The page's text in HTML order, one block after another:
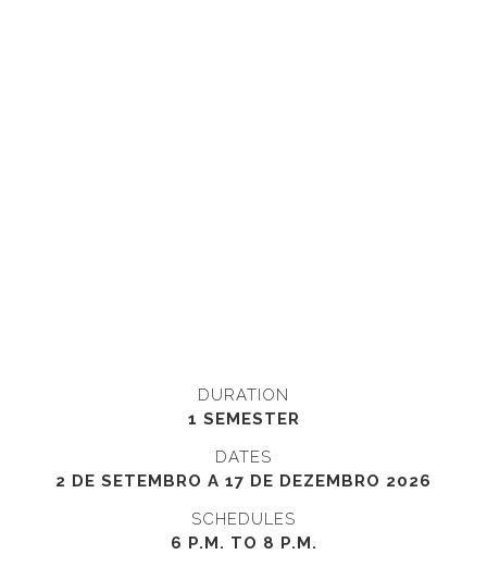
DURATION
1 SEMESTER
DATES
2 DE SETEMBRO A 17 DE DEZEMBRO 2026
SCHEDULES
6 P.M. TO 8 P.M.